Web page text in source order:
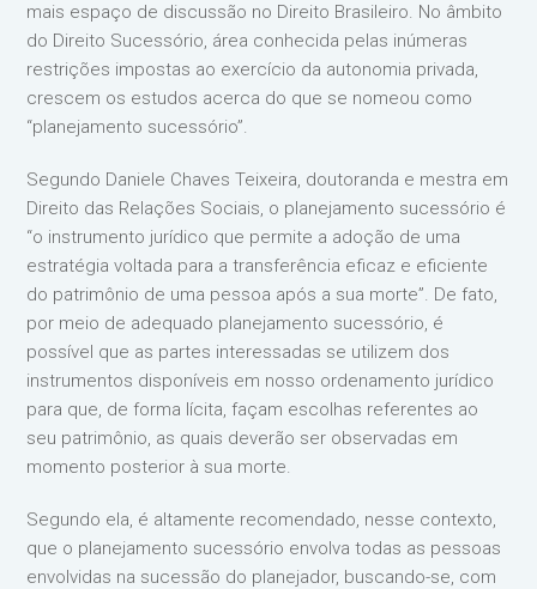
mais espaço de discussão no Direito Brasileiro. No âmbito
do Direito Sucessório, área conhecida pelas inúmeras
restrições impostas ao exercício da autonomia privada,
crescem os estudos acerca do que se nomeou como
“planejamento sucessório”.
Segundo Daniele Chaves Teixeira, doutoranda e mestra em
Direito das Relações Sociais, o planejamento sucessório é
“o instrumento jurídico que permite a adoção de uma
estratégia voltada para a transferência eficaz e eficiente
do patrimônio de uma pessoa após a sua morte”. De fato,
por meio de adequado planejamento sucessório, é
possível que as partes interessadas se utilizem dos
instrumentos disponíveis em nosso ordenamento jurídico
para que, de forma lícita, façam escolhas referentes ao
seu patrimônio, as quais deverão ser observadas em
momento posterior à sua morte.
Segundo ela, é altamente recomendado, nesse contexto,
que o planejamento sucessório envolva todas as pessoas
envolvidas na sucessão do planejador, buscando-se, com